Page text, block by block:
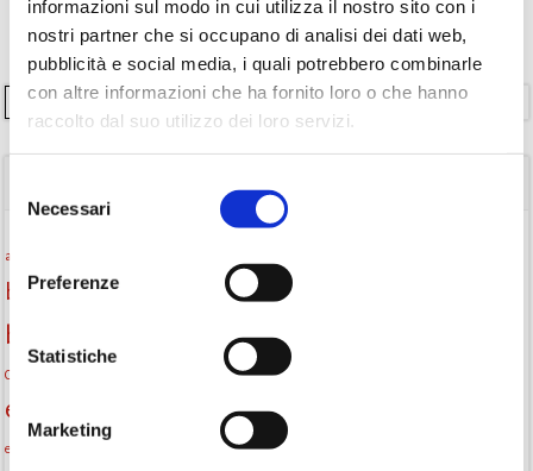
informazioni sul modo in cui utilizza il nostro sito con i
nostri partner che si occupano di analisi dei dati web,
pubblicità e social media, i quali potrebbero combinarle
con altre informazioni che ha fornito loro o che hanno
raccolto dal suo utilizzo dei loro servizi.
delNecessari
Preferenze
Statistiche
Marketing
Cerca
attività per bambini
biblioteca biblioteca di Monselice
biblioteca Monselice Biblioteca San Biagio
Centro per il libro e la lettura cittàchelegge cultura
eventi culturali eventi culturali Monselice
eventi Monselice eventi per famiglie famiglie